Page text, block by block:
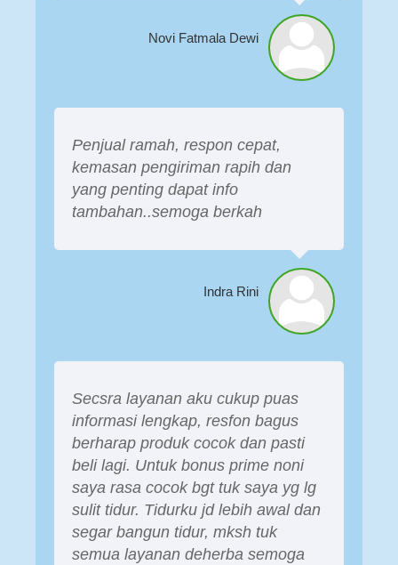
Novi Fatmala Dewi
Penjual ramah, respon cepat,
kemasan pengiriman rapih dan
yang penting dapat info
tambahan..semoga berkah
Indra Rini
Secsra layanan aku cukup puas
informasi lengkap, resfon bagus
berharap produk cocok dan pasti
beli lagi. Untuk bonus prime noni
saya rasa cocok bgt tuk saya yg lg
sulit tidur. Tidurku jd lebih awal dan
segar bangun tidur, mksh tuk
semua layanan deherba semoga